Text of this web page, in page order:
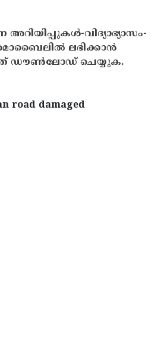
വിദ്യാഭ്യാസം-
ലഭിക്കാൻ
ഡൗൺലോഡ് ചെയ്യുക.
road damaged